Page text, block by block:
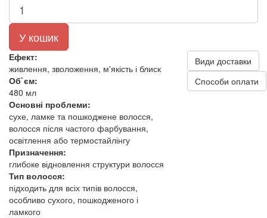
У кошик
Ефект:
живлення, зволоження, м'якість і блиск
Об`єм:
480 мл
Основні проблеми:
сухе, ламке та пошкоджене волосся,
волосся після частого фарбування,
освітлення або термостайлінгу
Призначення:
глибоке відновлення структури волосся
Тип волосся:
підходить для всіх типів волосся,
особливо сухого, пошкодженого і
ламкого
Види доставки
Способи оплати